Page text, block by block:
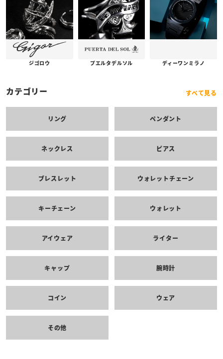
ジゴロウ プエルタデルソル ディーワンミラノ
カテゴリー すべて見る
リング ペンダント
ネックレス ピアス
ブレスレット ウォレットチェーン
キーチェーン ウォレット
アイウェア ライター
キャップ 腕時計
コイン ウェア
その他